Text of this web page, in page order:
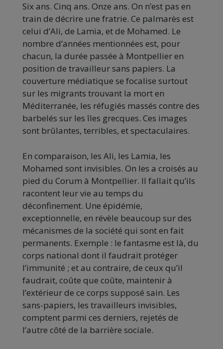
Six ans. Cinq ans. Onze ans. On n’est pas en
train de décrire une fratrie. Ce palmarès est
celui d’Ali, de Lamia, et de Mohamed. Le
nombre d’années mentionnées est, pour
chacun, la durée passée à Montpellier en
position de travailleur sans papiers. La
couverture médiatique se focalise surtout
sur les migrants trouvant la mort en
Méditerranée, les réfugiés massés contre des
barbelés sur les îles grecques. Ces images
sont brûlantes, terribles, et spectaculaires.
En comparaison, les Ali, les Lamia, les
Mohamed sont invisibles. On les a croisés au
pied du Corum à Montpellier. Il fallait qu’ils
racontent leur vie au temps du
déconfinement. Une épidémie,
exceptionnelle, en révèle beaucoup sur des
mécanismes de la société qui sont en fait
permanents. Exemple : le fantasme est là, du
corps national dont il faudrait protéger
l’immunité ; et au contraire, de ceux qu’il
faudrait, coûte que coûte, maintenir à
l’extérieur de ce corps supposé sain. Les
sans-papiers, les travailleurs invisibles,
comptent parmi ces derniers, rejetés de
l’autre côté de la barrière sociale.